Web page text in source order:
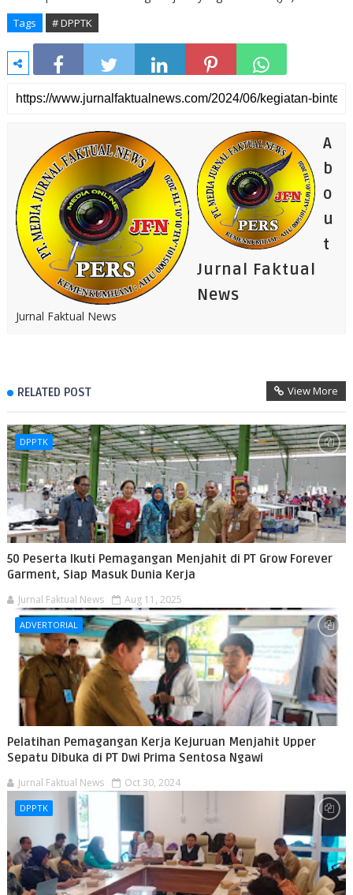
Tags # DPPTK
A
b
o
u
t
Jurnal Faktual
News
Jurnal Faktual News
RELATED POST View More
DPPTK
50 Peserta Ikuti Pemagangan Menjahit di PT Grow Forever
Garment, Siap Masuk Dunia Kerja
Jurnal Faktual News Aug 11, 2025
ADVERTORIAL
Pelatihan Pemagangan Kerja Kejuruan Menjahit Upper
Sepatu Dibuka di PT Dwi Prima Sentosa Ngawi
Jurnal Faktual News Oct 30, 2024
DPPTK